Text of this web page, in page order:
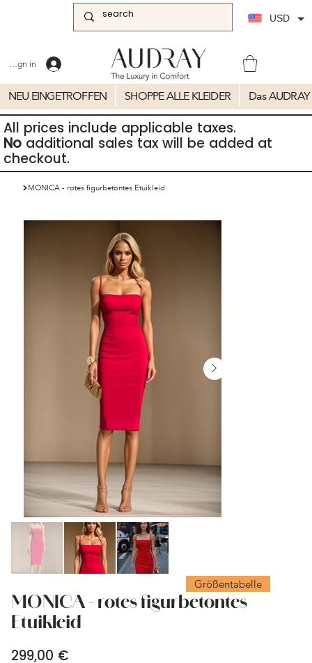
Sign in
NEU EINGETROFFEN SHOPPE ALLE KLEIDER Das AUDRAY
All prices include applicable taxes.
Noadditional sales tax will be added at
checkout.
>MONICA - rotes figurbetontes Etuikleid
MONICA - rotes figurbetontes
Etuikleid
Preis
299,00 €
Größentabelle
USD